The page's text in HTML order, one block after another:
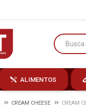
ALIMENTOS
CREAM CHEESE CREAM